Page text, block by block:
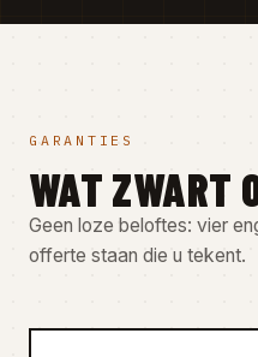
GARANTIES
WAT ZWART
Geen loze beloftes: vier
offerte staan die u tekent.